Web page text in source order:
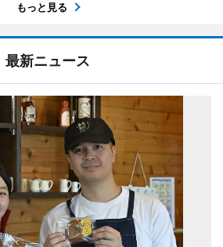
もっと見る
最新ニュース